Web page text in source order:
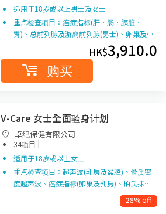
适用于18岁或以上男士及女士
重点检查项目：癌症指标(肝、肠、胰脏、
胃)、总前列腺及游离前列腺(男士)、卵巢及…
HK$3,910.0
购买
V-Care 女士全面验身计划
卓纪保健有限公司
34项目 |
适用于18岁或以上女士
重点检查项目：超声波(乳房及盆腔)、骨质密
度超声波、癌症指标(卵巢及乳房)、柏氏抹…
28% off